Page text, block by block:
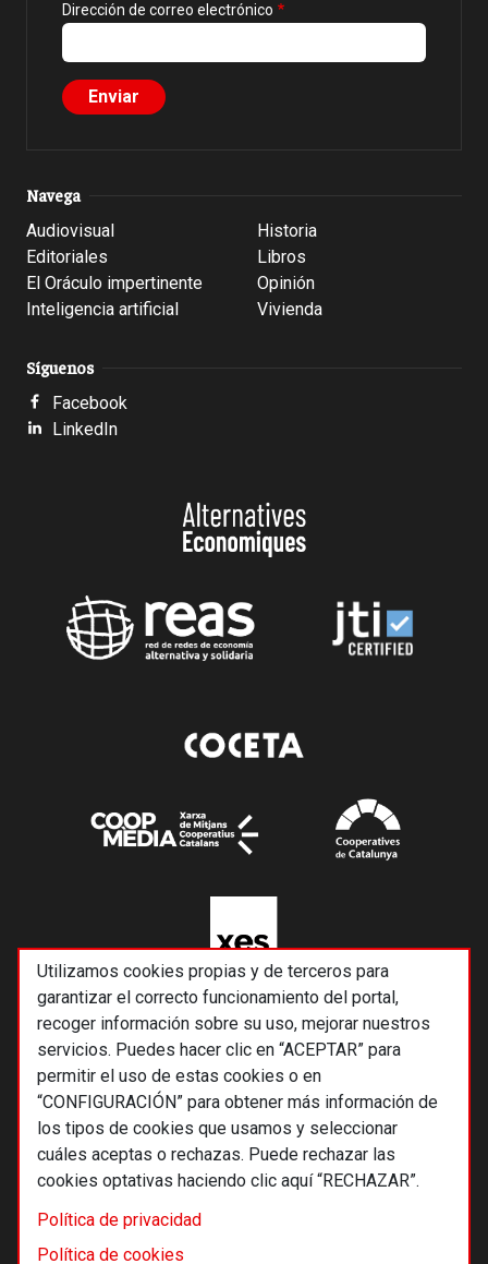
Utilizamos cookies propias y de terceros para
garantizar el correcto funcionamiento del portal,
recoger información sobre su uso, mejorar nuestros
servicios. Puedes hacer clic en “ACEPTAR” para
permitir el uso de estas cookies o en
“CONFIGURACIÓN” para obtener más información de
los tipos de cookies que usamos y seleccionar
cuáles aceptas o rechazas. Puede rechazar las
cookies optativas haciendo clic aquí “RECHAZAR”.
Política de privacidad
Política de cookies
Dirección de correo electrónico
Navega
Audiovisual
Editoriales
El Oráculo impertinente
Inteligencia artificial
Historia
Libros
Opinión
Vivienda
Síguenos
Facebook
LinkedIn
© 2026 Alternativas económicas SCCL
Footer
Términos y condiciones de uso